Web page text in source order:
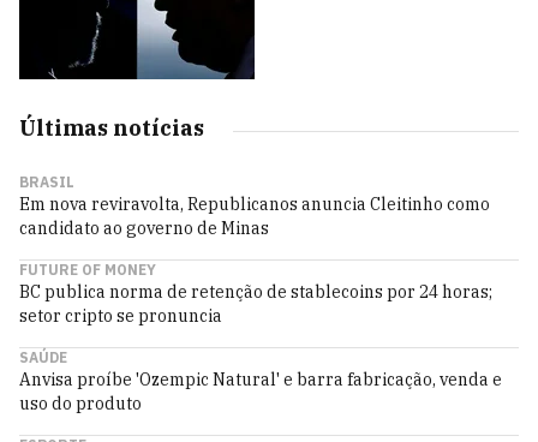
Últimas notícias
BRASIL
Em nova reviravolta, Republicanos anuncia Cleitinho como
candidato ao governo de Minas
FUTURE OF MONEY
BC publica norma de retenção de stablecoins por 24 horas;
setor cripto se pronuncia
SAÚDE
Anvisa proíbe 'Ozempic Natural' e barra fabricação, venda e
uso do produto